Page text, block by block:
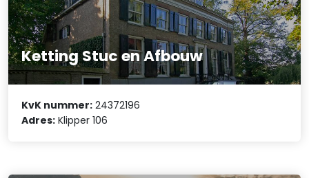
Ketting Stuc en Afbouw
KvK nummer: 24372196
Adres: Klipper 106